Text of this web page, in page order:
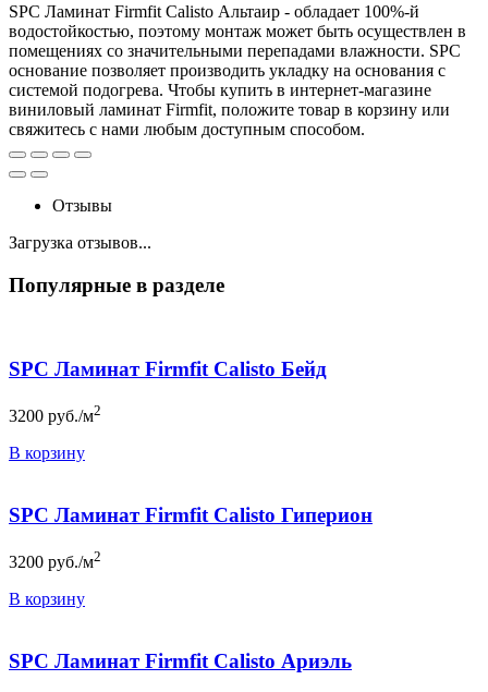
SPC Ламинат Firmfit Calisto Альтаир - обладает 100%-й
водостойкостью, поэтому монтаж может быть осуществлен в
помещениях со значительными перепадами влажности. SPC
основание позволяет производить укладку на основания с
системой подогрева. Чтобы купить в интернет-магазине
виниловый ламинат Firmfit, положите товар в корзину или
свяжитесь с нами любым доступным способом.
Отзывы
Загрузка отзывов...
Популярные в разделе
SPC Ламинат Firmfit Calisto Бейд
3200 руб./м2
В корзину
SPC Ламинат Firmfit Calisto Гиперион
3200 руб./м2
В корзину
SPC Ламинат Firmfit Calisto Ариэль